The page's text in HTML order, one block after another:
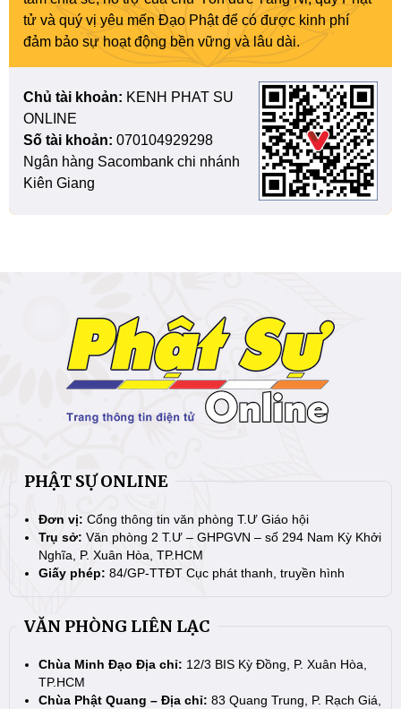
tử và quý vị yêu mến Đạo Phật để có được kinh phí
đảm bảo sự hoạt động bền vững và lâu dài.
Chủ tài khoản: KENH PHAT SU
ONLINE
Số tài khoản: 070104929298
Ngân hàng Sacombank chi nhánh
Kiên Giang
PHẬT SỰ ONLINE
Đơn vị: Cổng thông tin văn phòng T.Ư Giáo hội
Trụ sở: Văn phòng 2 T.Ư – GHPGVN – số 294 Nam Kỳ Khởi
Nghĩa, P. Xuân Hòa, TP.HCM
Giấy phép: 84/GP-TTĐT Cục phát thanh, truyền hình
VĂN PHÒNG LIÊN LẠC
Chùa Minh Đạo Địa chỉ: 12/3 BIS Kỳ Đồng, P. Xuân Hòa,
TP.HCM
Chùa Phật Quang – Địa chỉ: 83 Quang Trung, P. Rạch Giá,